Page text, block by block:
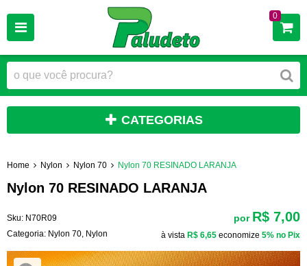
0
CATEGORIAS
Home Nylon Nylon 70 Nylon 70 RESINADO LARANJA
Nylon 70 RESINADO LARANJA
Sku: N70R09
Categoria: Nylon 70 Nylon
por R$ 7,00
à vista R$ 6,65 economize 5% no Pix